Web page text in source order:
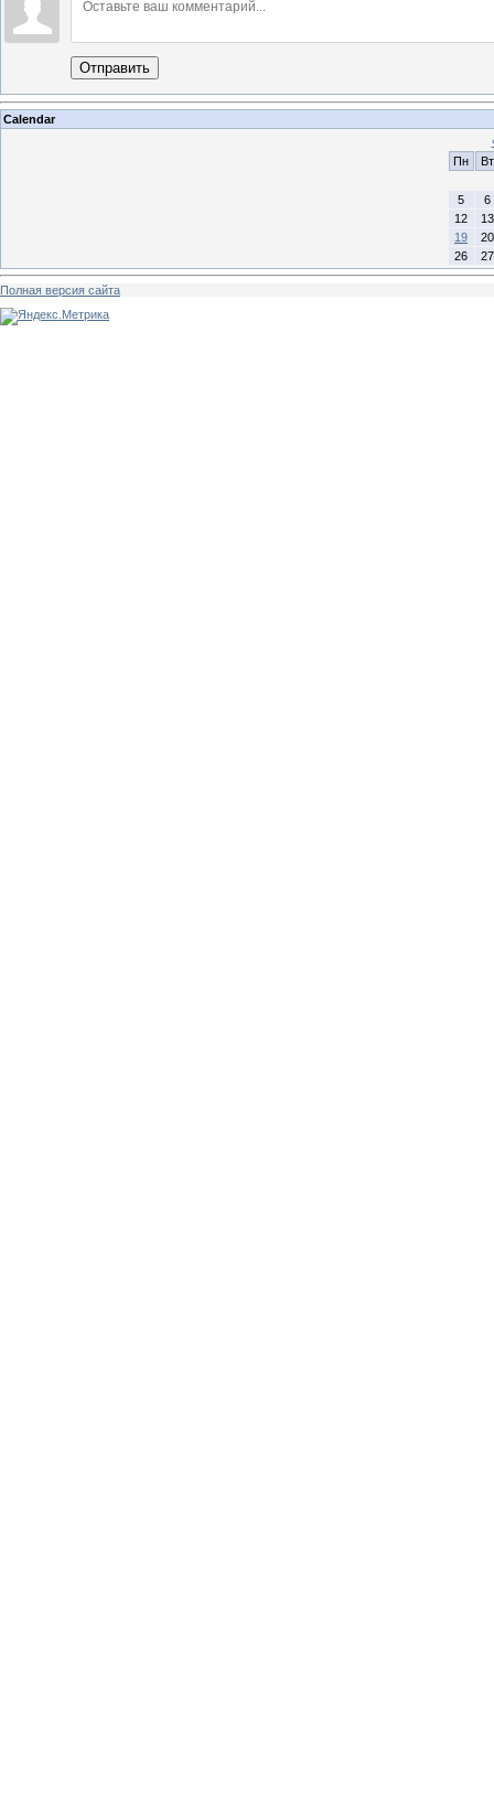
Отправить
Calendar
Пн
Вт
5
6
12
13
19
20
26
27
Полная версия сайта